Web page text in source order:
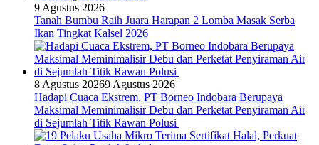
9 Agustus 2026
Tanah Bumbu Raih Juara Harapan 2 Lomba Masak Serba
Ikan Tingkat Kalsel 2026
8 Agustus 20269 Agustus 2026
Hadapi Cuaca Ekstrem, PT Borneo Indobara Berupaya
Maksimal Meminimalisir Debu dan Perketat Penyiraman Air
di Sejumlah Titik Rawan Polusi